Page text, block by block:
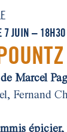
7 JUIN – 18H30
Marcel
Fernand